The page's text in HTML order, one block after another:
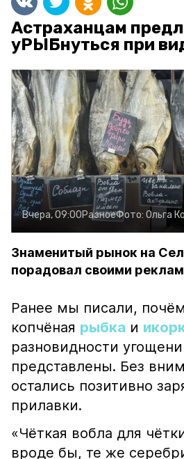
Астраханцам
уРЫБнуться при
Вчера, 09:00РазноеФото: Ольга
Знаменитый рынок на
порадовал своими
Ранее мы писали,
копчёная рыбка и
разновидности
представлены. Без
остались позитивно
прилавки.
«Чёткая вобла для
вроде бы, те же